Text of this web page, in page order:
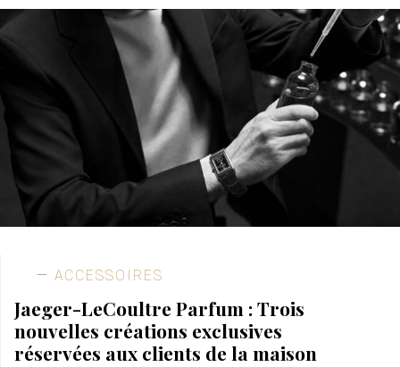
ACCESSOIRES
Jaeger-LeCoultre Parfum : Trois
nouvelles créations exclusives
réservées aux clients de la maison